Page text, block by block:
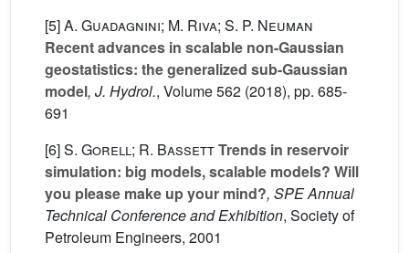
[5]A. Guadagnini; M. Riva; S. P. Neuman
Recent advances in scalable non-Gaussian
geostatistics: the generalized sub-Gaussian
model, J. Hydrol., Volume 562 (2018), pp. 685-
691
[6]S. Gorell; R. BassettTrends in reservoir
simulation: big models, scalable models? Will
you please make up your mind?, SPE Annual
Technical Conference and Exhibition, Society of
Petroleum Engineers, 2001